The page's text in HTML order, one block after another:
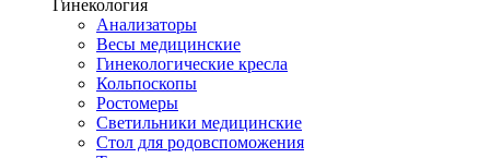
Гинекология
Анализаторы
Весы медицинские
Гинекологические кресла
Кольпоскопы
Ростомеры
Светильники медицинские
Стол для родовспоможения